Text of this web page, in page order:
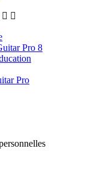
 
Pro 8
Pro